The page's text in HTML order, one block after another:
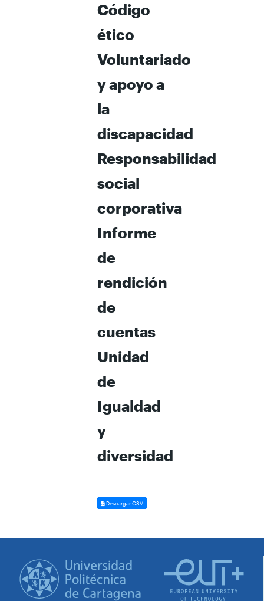
Código
ético
Voluntariado
y apoyo a
la
discapacidad
Responsabilidad
social
corporativa
Informe
de
rendición
de
cuentas
Unidad
de
Igualdad
y
diversidad
Descargar CSV